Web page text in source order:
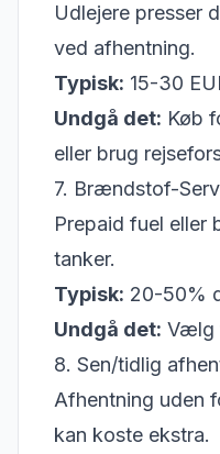
Udlejere presser
ved afhentning.
Typisk: 15-30
Undgå det: Køb
eller brug
7. Brændstof-
Prepaid fuel eller
tanker.
Typisk: 20-50%
Undgå det: Vælg
8. Sen/tidlig
Afhentning uden
kan koste ekstra.